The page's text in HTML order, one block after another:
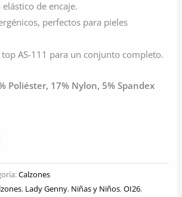
de encaje.
perfectos para pieles
AS-111 para un conjunto completo.
Poliéster, 17% Nylon, 5% Spandex
Calzones
, Lady Genny, Niñas y Niños,OI26,